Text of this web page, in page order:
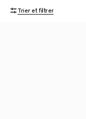
Trier et filtrer